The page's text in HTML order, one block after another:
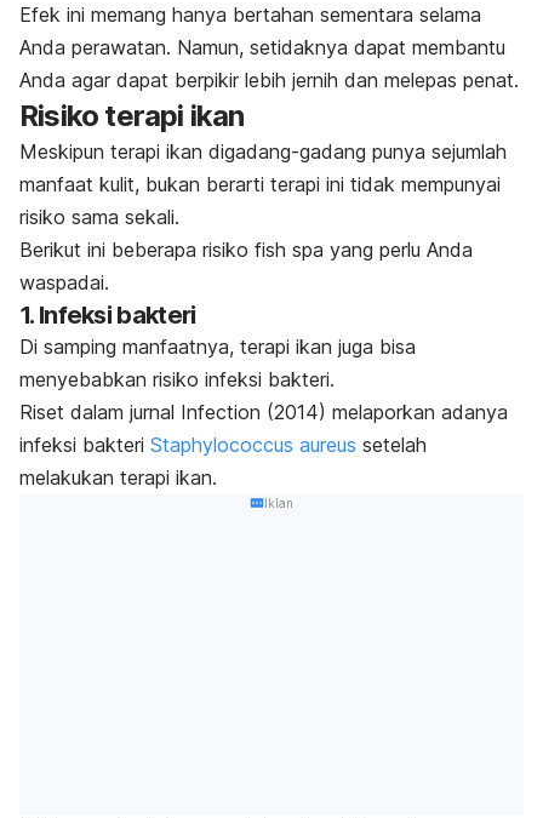
Efek ini memang hanya bertahan sementara selama
Anda perawatan. Namun, setidaknya dapat membantu
Anda agar dapat berpikir lebih jernih dan melepas penat.
Risiko terapi ikan
Meskipun terapi ikan digadang-gadang punya sejumlah
manfaat kulit, bukan berarti terapi ini tidak mempunyai
risiko sama sekali.
Berikut ini beberapa risiko fish spa yang perlu Anda
waspadai.
1. Infeksi bakteri
Di samping manfaatnya, terapi ikan juga bisa
menyebabkan risiko infeksi bakteri.
Riset dalam jurnal Infection (2014) melaporkan adanya
infeksi bakteri Staphylococcus aureus setelah
melakukan terapi ikan.
Iklan